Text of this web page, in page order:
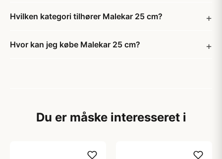
Hvilken kategori tilhører Malekar 25 cm?
Hvor kan jeg købe Malekar 25 cm?
Du er måske interesseret i